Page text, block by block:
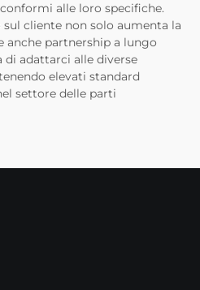
alle loro specifiche.
cliente non solo aumenta la
anche partnership a lungo
di adattarci alle diverse
elevati standard
settore delle parti